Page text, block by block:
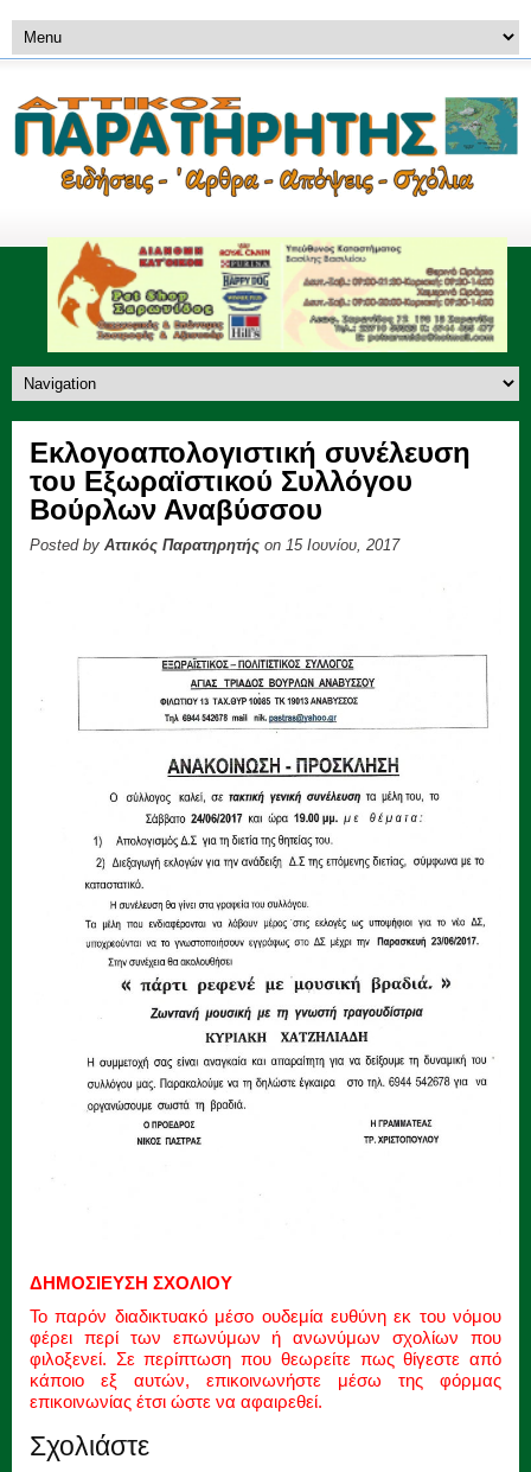
Εκλογοαπολογιστική συνέλευση
του Εξωραϊστικού Συλλόγου
Βούρλων Αναβύσσου
Posted by Αττικός Παρατηρητής on 15 Ιουνίου, 2017
ΔΗΜΟΣΙΕΥΣΗ ΣΧΟΛΙΟΥ
Το παρόν διαδικτυακό μέσο ουδεμία ευθύνη εκ του νόμου
φέρει περί των επωνύμων ή ανωνύμων σχολίων που
φιλοξενεί. Σε περίπτωση που θεωρείτε πως θίγεστε από
κάποιο εξ αυτών, επικοινωνήστε μέσω της φόρμας
επικοινωνίας έτσι ώστε να αφαιρεθεί.
Σχολιάστε